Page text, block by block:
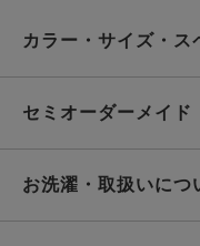
カラー・サイズ・ス
セミオーダーメイド
お洗濯・取扱いにつ